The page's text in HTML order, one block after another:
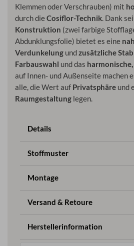
Klemmen oder Verschrauben) mit
durch dieCosiflor-Technik. Dank
Konstruktion (zwei farbige
Abdunklungsfolie) bietet es eine
Verdunkelung undzusätzliche
Farbauswahl und das
auf Innen- und Außenseite machen
alle, die Wert auf Privatsphäre und
Raumgestaltung legen.
Details
Stoffmuster
Montage
Versand & Retoure
Herstellerinformation